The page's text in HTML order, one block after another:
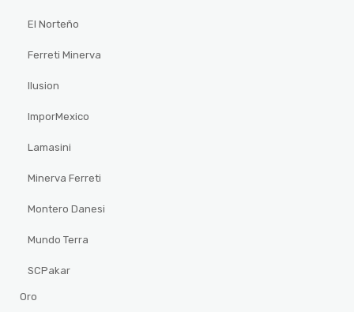
El Norteño
Ferreti Minerva
Ilusion
ImporMexico
Lamasini
Minerva Ferreti
Montero Danesi
Mundo Terra
SCPakar
Oro